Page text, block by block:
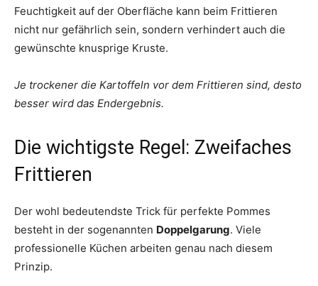
Feuchtigkeit auf der Oberfläche kann beim Frittieren
nicht nur gefährlich sein, sondern verhindert auch die
gewünschte knusprige Kruste.
Je trockener die Kartoffeln vor dem Frittieren sind, desto
besser wird das Endergebnis.
Die wichtigste Regel: Zweifaches
Frittieren
Der wohl bedeutendste Trick für perfekte Pommes
besteht in der sogenannten Doppelgarung. Viele
professionelle Küchen arbeiten genau nach diesem
Prinzip.